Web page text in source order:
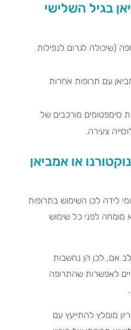
בגיל השלישי
(שיכולה לגרום לנפילות
עם תרופות אחרות
סימפטומים מורכבים של
צעירה.
או אמביאן
לידה לכן השימוש בתרופות
מומחה לפני כל שימוש
אם, לכן הן נחשבות
לאפשרות שהתרופה
מומלץ להתייעץ עם